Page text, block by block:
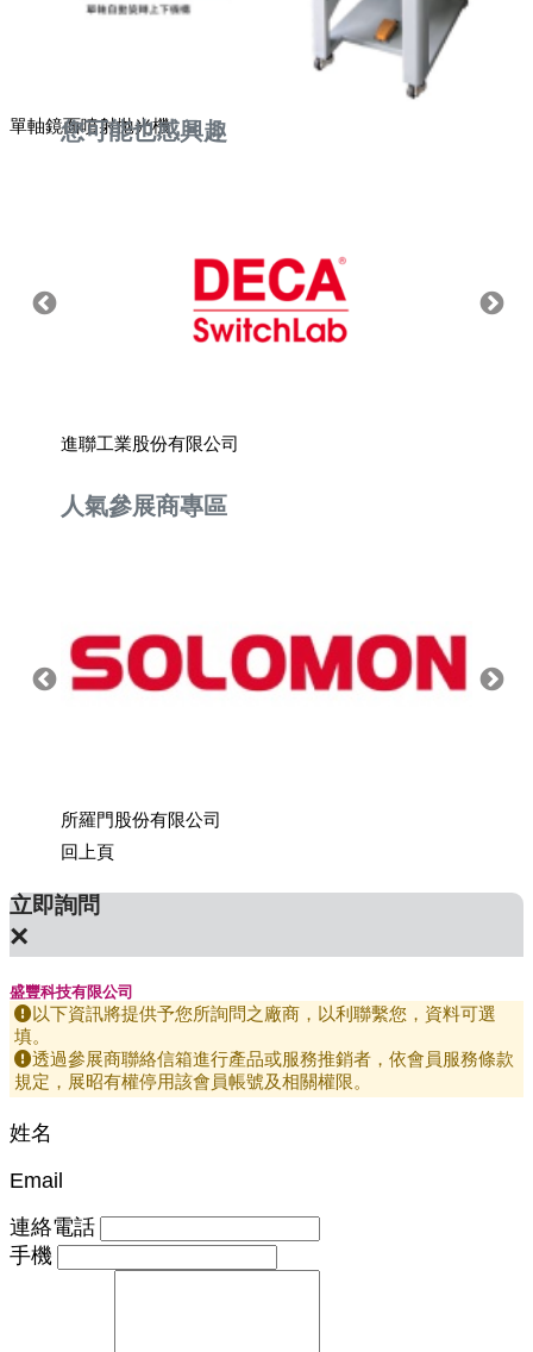
單軸鏡面噴射拋光機
您可能也感興趣
進聯工業股份有限公司
人氣參展商專區
所羅門股份有限公司
回上頁
立即詢問
×
盛豐科技有限公司
以下資訊將提供予您所詢問之廠商，以利聯繫您，資料可選
填。
透過參展商聯絡信箱進行產品或服務推銷者，依會員服務條款
規定，展昭有權停用該會員帳號及相關權限。
姓名
Email
連絡電話
手機